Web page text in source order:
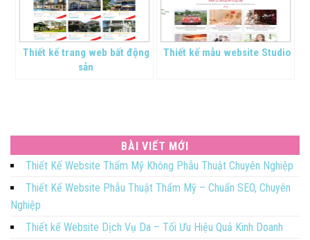
Thiết kế trang web bất động
sản
Thiết kế mẫu website Studio
BÀI VIẾT MỚI
Thiết Kế Website Thẩm Mỹ Không Phẫu Thuật Chuyên Nghiệp
Thiết Kế Website Phẫu Thuật Thẩm Mỹ – Chuẩn SEO, Chuyên
Nghiệp
Thiết kế Website Dịch Vụ Da – Tối Ưu Hiệu Quả Kinh Doanh